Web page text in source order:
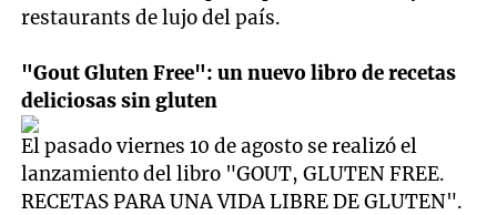
restaurants de lujo del país.
"Gout Gluten Free": un nuevo libro de recetas
deliciosas sin gluten
El pasado viernes 10 de agosto se realizó el
lanzamiento del libro "GOUT, GLUTEN FREE.
RECETAS PARA UNA VIDA LIBRE DE GLUTEN".